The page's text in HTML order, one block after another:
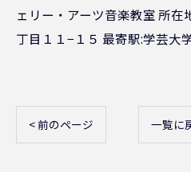
ェリー・アーツ音楽教室 所在
丁目１１−１５ 最寄駅:学芸大
< 前のページ 一覧に